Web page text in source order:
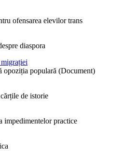
ofensarea elevilor trans
diaspora
migrației
opoziția populară (Document)
de istorie
impedimentelor practice